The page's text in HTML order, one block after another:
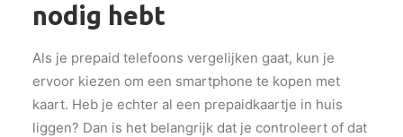
nodig hebt
Als je prepaid telefoons vergelijken gaat, kun je
ervoor kiezen om een smartphone te kopen met
kaart. Heb je echter al een prepaidkaartje in huis
liggen? Dan is het belangrijk dat je controleert of dat